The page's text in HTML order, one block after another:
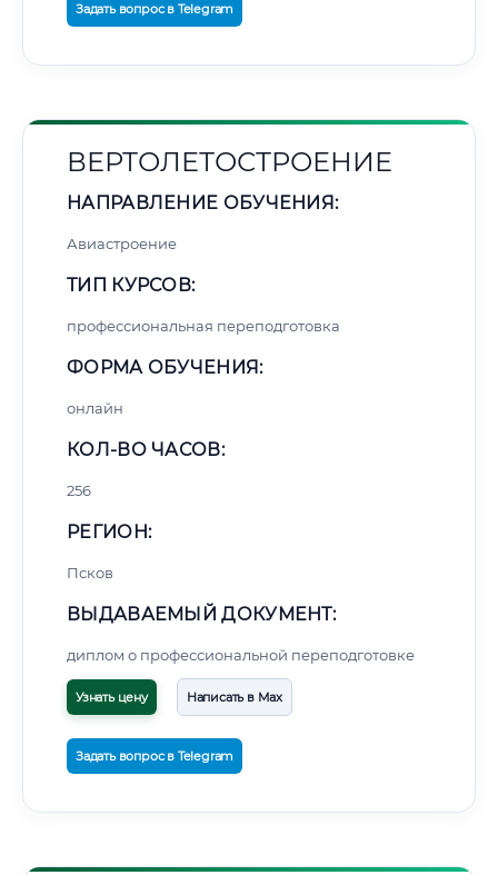
Задать вопрос в Telegram
ВЕРТОЛЕТОСТРОЕНИЕ
НАПРАВЛЕНИЕ ОБУЧЕНИЯ:
Авиастроение
ТИП КУРСОВ:
профессиональная переподготовка
ФОРМА ОБУЧЕНИЯ:
онлайн
КОЛ-ВО ЧАСОВ:
256
РЕГИОН:
Псков
ВЫДАВАЕМЫЙ ДОКУМЕНТ:
диплом о профессиональной переподготовке
Узнать цену Написать в Max
Задать вопрос в Telegram